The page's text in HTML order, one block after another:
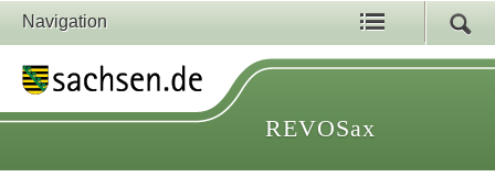
Navigation
REVOSax